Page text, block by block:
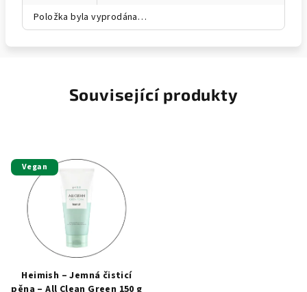
Položka byla vyprodána…
Související produkty
Vegan
Heimish – Jemná čisticí